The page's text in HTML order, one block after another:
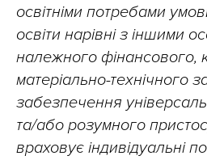
освітніми потребами
освіти нарівні з іншими
належного фінансового,
матеріально-технічного
забезпечення
та/або розумного
враховує індивідуальні